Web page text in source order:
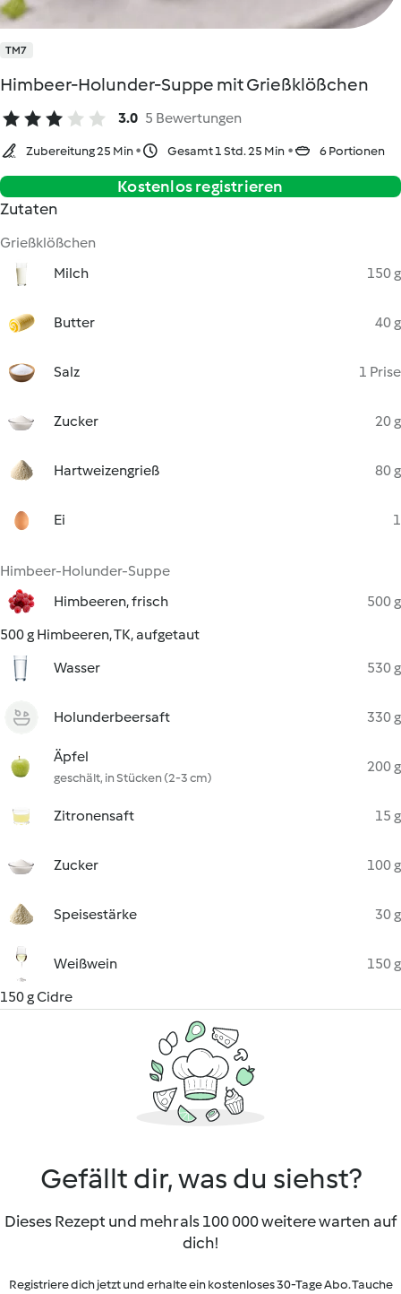
TM7
Himbeer-Holunder-Suppe mit Grießklößchen
3.0 5 Bewertungen
Zubereitung 25 Min Gesamt 1 Std. 25 Min 6 Portionen
Kostenlos registrieren
Zutaten
Grießklößchen
Milch
150 g
Butter 40 g
Salz 1 Prise
Zucker 20 g
Hartweizengrieß 80 g
Ei 1
Himbeer-Holunder-Suppe
Himbeeren, frisch
500 g
500 g Himbeeren, TK, aufgetaut
Wasser
530 g
Holunderbeersaft 330 g
Äpfel
geschält, in Stücken (2-3 cm)
200 g
Zitronensaft 15 g
Zucker 100 g
Speisestärke 30 g
Weißwein
150 g
150 g Cidre
Gefällt dir, was du siehst?
Dieses Rezept und mehr als 100 000 weitere warten auf
dich!
Registriere dich jetzt und erhalte ein kostenloses 30-Tage Abo. Tauche